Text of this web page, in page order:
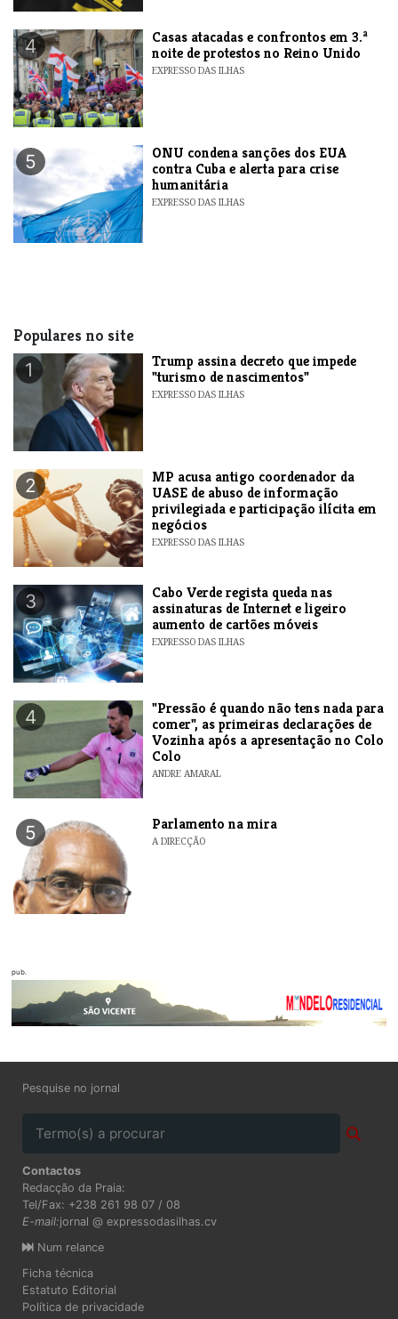
4
Casas atacadas e confrontos em 3.ª
noite de protestos no Reino Unido
EXPRESSO DAS ILHAS
5
ONU condena sanções dos EUA
contra Cuba e alerta para crise
humanitária
EXPRESSO DAS ILHAS
Populares no site
1
Trump assina decreto que impede
"turismo de nascimentos"
EXPRESSO DAS ILHAS
2
MP acusa antigo coordenador da
UASE de abuso de informação
privilegiada e participação ilícita em
negócios
EXPRESSO DAS ILHAS
3
Cabo Verde regista queda nas
assinaturas de Internet e ligeiro
aumento de cartões móveis
EXPRESSO DAS ILHAS
4
"Pressão é quando não tens nada para
comer", as primeiras declarações de
Vozinha após a apresentação no Colo
Colo
ANDRE AMARAL
5 Parlamento na mira
A DIRECÇÃO
pub.
Pesquise no jornal
Contactos
Redacção da Praia:
Tel/Fax: +238 261 98 07 / 08
E-mail:jornal @ expressodasilhas.cv
Num relance
Ficha técnica
Estatuto Editorial
Política de privacidade